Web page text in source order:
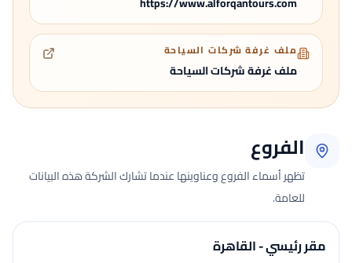
ملف غرفة شركات السياحة
ملف غرفة شركات السياحة
الفروع
تظهر أسماء الفروع وعناوينها عندما تشارك الشركة هذه البيانات
للعامة.
مقر رئيسي - القاهرة